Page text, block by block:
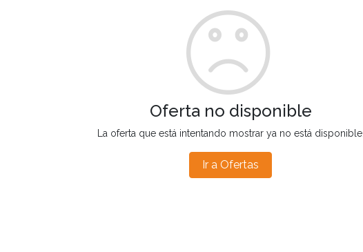
Oferta no disponible
La oferta que está intentando mostrar ya no está disponible.
Ir a Ofertas